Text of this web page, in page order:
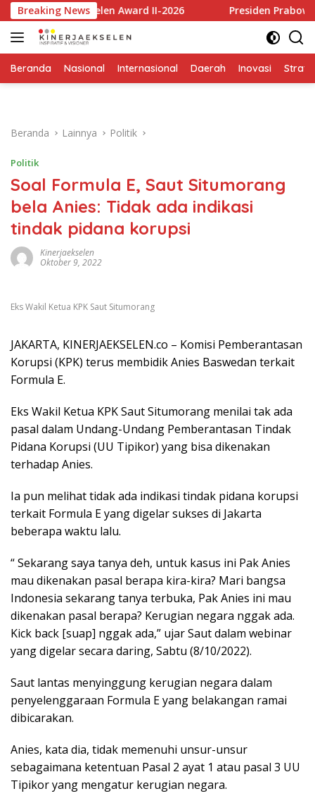
Langsung
ke
konten
Breaking News
Ekselen Award II-2026 Presiden Prabowo Apresiasi
Beranda Nasional Internasional Daerah Inovasi
Beranda Lainnya Politik
Politik
Soal Formula E, Saut Situmorang
bela Anies: Tidak ada indikasi
tindak pidana korupsi
Kinerjaekselen
Oktober 9, 2022
Eks Wakil Ketua KPK Saut Situmorang
JAKARTA, KINERJAEKSELEN.co – Komisi Pemberantasan
Korupsi (KPK) terus membidik Anies Baswedan terkait
Formula E.
Eks Wakil Ketua KPK Saut Situmorang menilai tak ada
pasal dalam Undang-Undang Pemberantasan Tindak
Pidana Korupsi (UU Tipikor) yang bisa dikenakan
terhadap Anies.
Ia pun melihat tidak ada indikasi tindak pidana korupsi
terkait Formula E yang digelar sukses di Jakarta
beberapa waktu lalu.
“ Sekarang saya tanya deh, untuk kasus ini Pak Anies
mau dikenakan pasal berapa kira-kira? Mari bangsa
Indonesia sekarang tanya terbuka, Pak Anies ini mau
dikenakan pasal berapa? Kerugian negara nggak ada.
Kick back [suap] nggak ada,” ujar Saut dalam webinar
yang digelar secara daring, Sabtu (8/10/2022).
Saut lantas menyinggung kerugian negara dalam
penyelenggaraan Formula E yang belakangan ramai
dibicarakan.
Anies, kata dia, tidak memenuhi unsur-unsur
sebagaimana ketentuan Pasal 2 ayat 1 atau pasal 3 UU
Tipikor yang mengatur kerugian negara.